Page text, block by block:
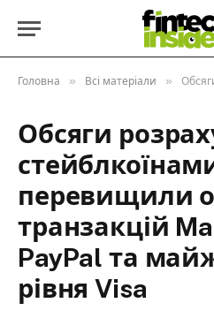
Головна » Всі матеріали » Обсяги розрахунків
Обсяги
перевищили
транзакцій
PayPal та
рівня Visa